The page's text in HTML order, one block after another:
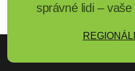
správné lidi –